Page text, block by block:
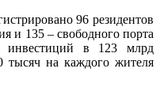
96 резидентов
и 135 – свободного порта
инвестиций в 123 млрд
тысяч на каждого жителя